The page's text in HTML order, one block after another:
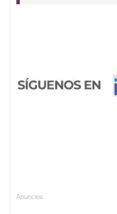
Anuncios.